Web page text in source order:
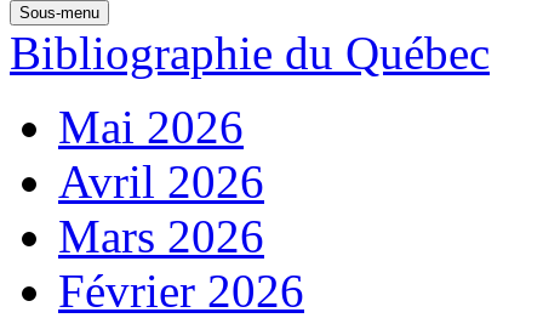
Sous-menu
Bibliographie du Québec
Mai 2026
Avril 2026
Mars 2026
Février 2026